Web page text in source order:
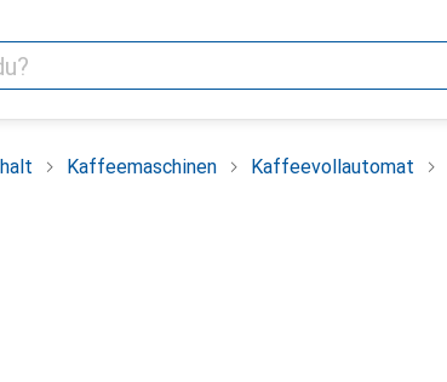
Kaffeemaschinen Kaffeevollautomat